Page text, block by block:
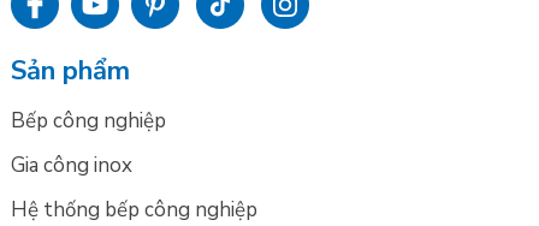
Sản phẩm
Bếp công nghiệp
Gia công inox
Hệ thống bếp công nghiệp